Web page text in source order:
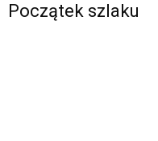
Początek szlaku